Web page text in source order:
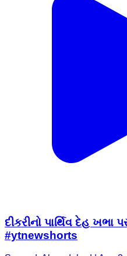
દીકરીનો પાર્થિવ દેહ
#ytnewshorts